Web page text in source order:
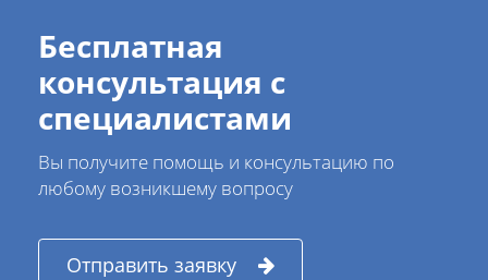
Бесплатная
консультация с
специалистами
Вы получите помощь и консультацию по
любому возникшему вопросу
Отправить заявку